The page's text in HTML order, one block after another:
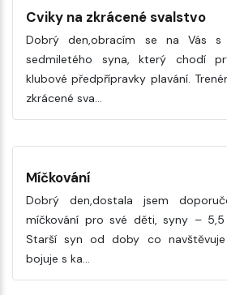
Cviky na zkrácené svalstvo
Dobrý den,obracím se na Vás s
sedmiletého syna, který chodí
klubové předpřípravky plavání.
zkrácené sva…
Míčkování
Dobrý den,dostala jsem
míčkování pro své děti, syny –
Starší syn od doby co navštěvuje
bojuje s ka…